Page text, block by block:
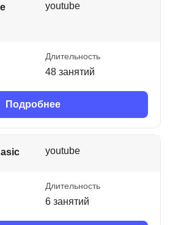
youtube
Длительность
48 занятий
Подробнее
youtube
Длительность
6 занятий